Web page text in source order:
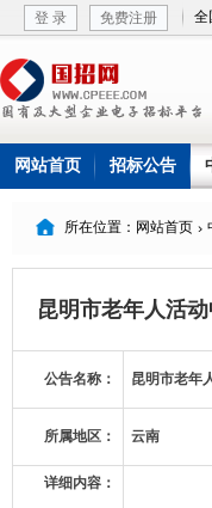
登 录 免费注册 全
网站首页 招标公告
 所在位置：网站首页 
昆明市老年人活
公告名称： 昆明市老年
所属地区： 云南
详细内容：